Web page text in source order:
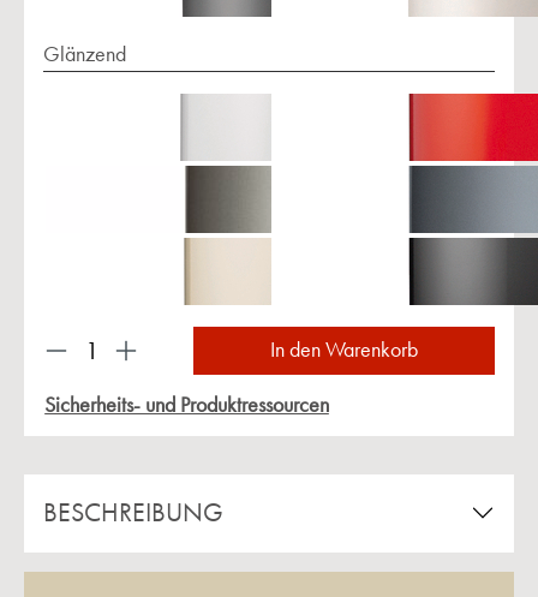
Glänzend
Produkt Anzahl: Gib den gewünschten Wert
In den Warenkorb
Sicherheits- und Produktressourcen
BESCHREIBUNG